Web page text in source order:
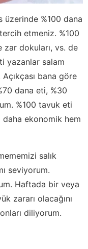
%100 dana
etmeniz. %100
zar dokuları, vs. de
yazanlar salam
Açıkçası bana göre
dana eti, %30
%100 tavuk eti
ekonomik hem
salık
seviyorum.
Haftada bir veya
zararı olacağını
diliyorum.